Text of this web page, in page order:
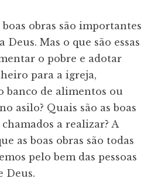
boas obras são importantes
Deus. Mas o que são essas
o pobre e adotar
para a igreja,
banco de alimentos ou
asilo? Quais são as boas
a realizar? A
as boas obras são todas
pelo bem das pessoas
Deus.